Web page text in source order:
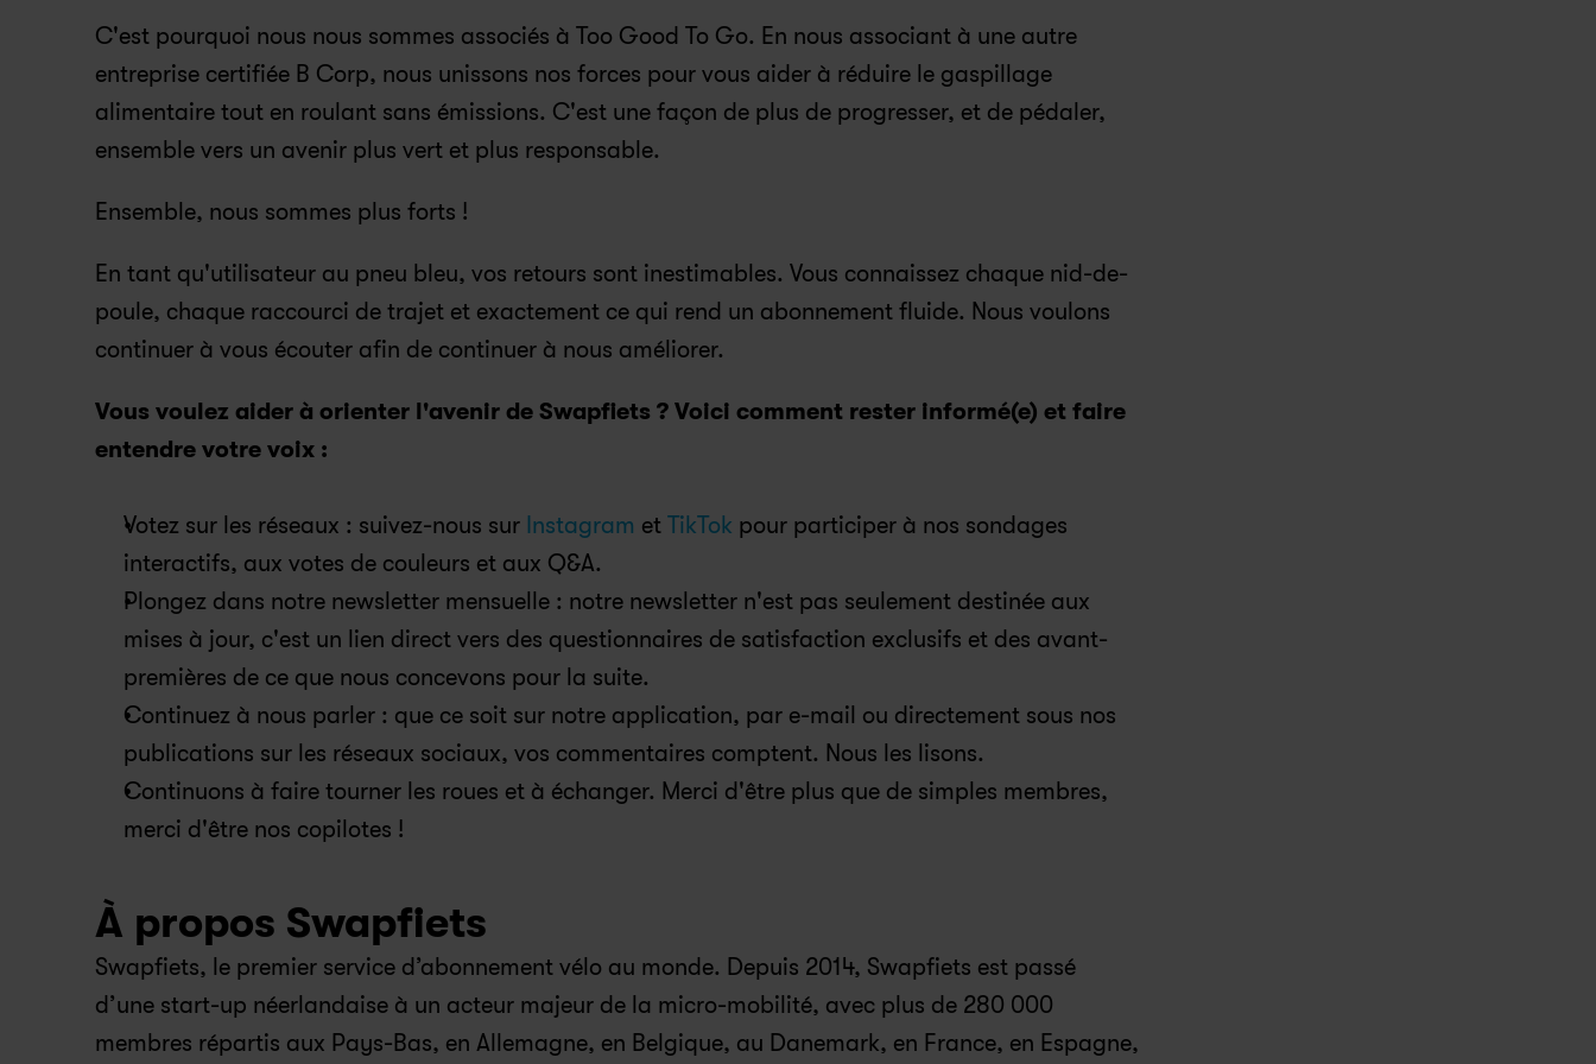
C'est pourquoi nous nous sommes associés à Too Good To Go. En nous associant à une autre
entreprise certifiée B Corp, nous unissons nos forces pour vous aider à réduire le gaspillage
alimentaire tout en roulant sans émissions. C'est une façon de plus de progresser, et de pédaler,
ensemble vers un avenir plus vert et plus responsable.
Ensemble, nous sommes plus forts !
En tant qu'utilisateur au pneu bleu, vos retours sont inestimables. Vous connaissez chaque nid-de-
poule, chaque raccourci de trajet et exactement ce qui rend un abonnement fluide. Nous voulons
continuer à vous écouter afin de continuer à nous améliorer.
Vous voulez aider à orienter l'avenir de Swapfiets ? Voici comment rester informé(e) et faire
entendre votre voix :
Votez sur les réseaux : suivez-nous sur Instagram et TikTok pour participer à nos sondages
interactifs, aux votes de couleurs et aux Q&A.
Plongez dans notre newsletter mensuelle : notre newsletter n'est pas seulement destinée aux
mises à jour, c'est un lien direct vers des questionnaires de satisfaction exclusifs et des avant-
premières de ce que nous concevons pour la suite.
Continuez à nous parler : que ce soit sur notre application, par e-mail ou directement sous nos
publications sur les réseaux sociaux, vos commentaires comptent. Nous les lisons.
Continuons à faire tourner les roues et à échanger. Merci d'être plus que de simples membres,
merci d'être nos copilotes !
À propos Swapfiets
Swapfiets, le premier service d’abonnement vélo au monde. Depuis 2014, Swapfiets est passé
d’une start-up néerlandaise à un acteur majeur de la micro-mobilité, avec plus de 280 000
membres répartis aux Pays-Bas, en Allemagne, en Belgique, au Danemark, en France, en Espagne,